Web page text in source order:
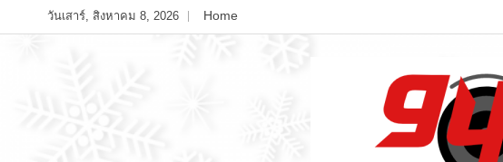
to
วันเสาร์, สิงหาคม 8, 2026 Home